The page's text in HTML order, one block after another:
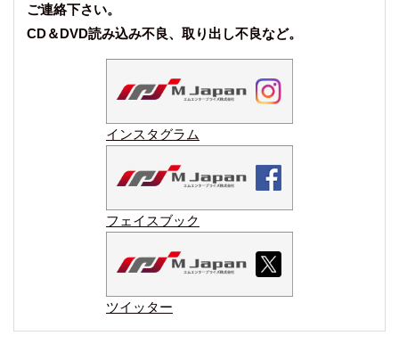
ご連絡下さい。
CD＆DVD読み込み不良、取り出し不良など。
インスタグラム
フェイスブック
ツイッター